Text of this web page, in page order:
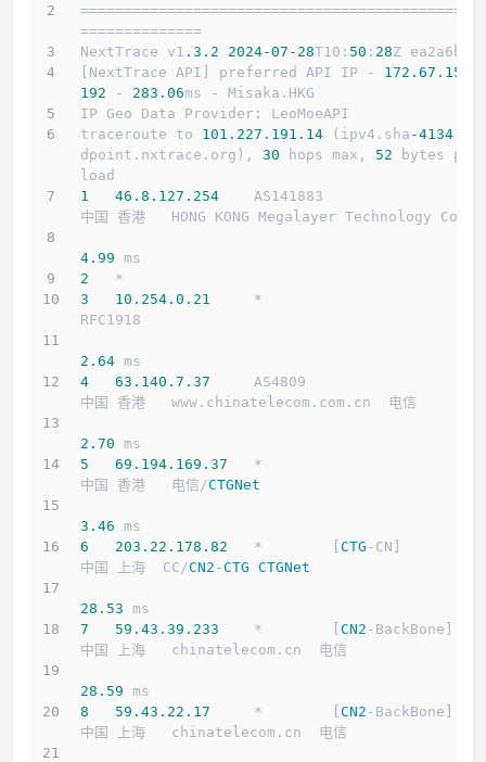
==============================================
==============
NextTrace v1 .3 .2 2024-07 -28T10: 50 : 28Z ea2a6b5
[NextTrace API] preferred API IP - 172.67 .155
192 - 283.06ms - Misaka.HKG
IP Geo Data Provider: LeoMoeAPI
traceroute to 101.227 .191 .14 (ipv4.sha -4134.
dpoint.nxtrace.org), 30 hops max, 52 bytes pay
load
1
46.8 .127 .254
    AS141883
中国 香港   HONG KONG Megalayer Technology Co
4.99 ms
2
   *
3
10.254 .0 .21
     *
RFC1918
2.64 ms
4
63.140 .7 .37
     AS4809
中国 香港   www.chinatelecom.com.cn  电信
2.70 ms
5
69.194 .169 .37
   *
中国 香港   电信/CTGNet
3.46 ms
6
203.22 .178 .82
   *        [
CTG -CN]
中国 上海  CC/CN2 -CTG CTGNet
28.53 ms
7
59.43 .39 .233
    *        [
CN2 -BackBone]
中国 上海   chinatelecom.cn  电信
28.59 ms
8
59.43 .22 .17
     *        [
CN2 -BackBone]
中国 上海   chinatelecom.cn  电信